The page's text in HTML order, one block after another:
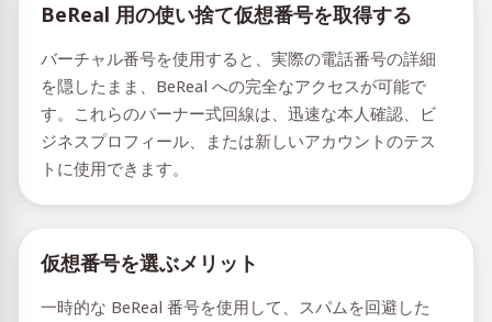
BeReal 用の使い捨て仮想番号を取得する
バーチャル番号を使用すると、実際の電話番号の詳細
を隠したまま、BeReal への完全なアクセスが可能で
す。これらのバーナー式回線は、迅速な本人確認、ビ
ジネスプロフィール、または新しいアカウントのテス
トに使用できます。
仮想番号を選ぶメリット
一時的な BeReal 番号を使用して、スパムを回避した